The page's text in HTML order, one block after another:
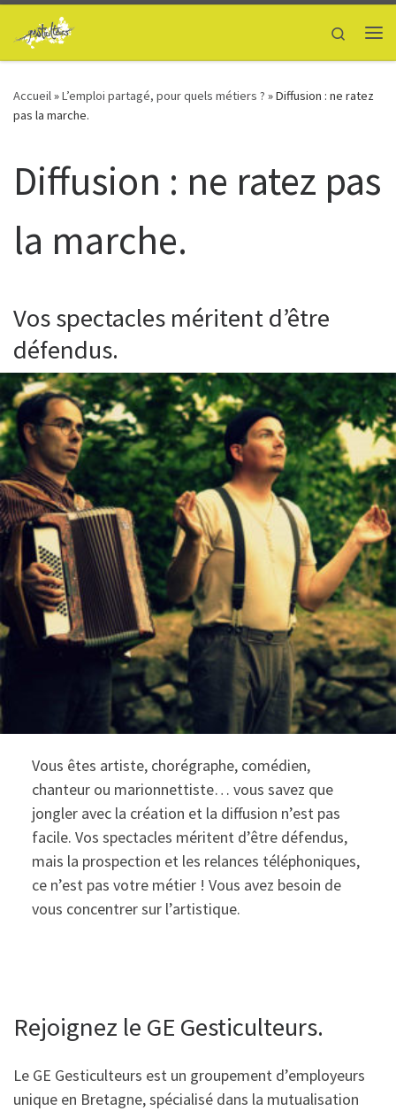
Passer au contenu
Search
Accueil»L’emploi partagé, pour quels métiers ? »Diffusion : ne ratez
pas la marche.
Diffusion : ne ratez pas
la marche.
Vos spectacles méritent d’être
défendus.
Vous êtes artiste, chorégraphe, comédien,
chanteur ou marionnettiste… vous savez que
jongler avec la création et la diffusion n’est pas
facile. Vos spectacles méritent d’être défendus,
mais la prospection et les relances téléphoniques,
ce n’est pas votre métier ! Vous avez besoin de
vous concentrer sur l’artistique.
Rejoignez le GE Gesticulteurs.
Le GE Gesticulteurs est un groupement d’employeurs
unique en Bretagne, spécialisé dans la mutualisation